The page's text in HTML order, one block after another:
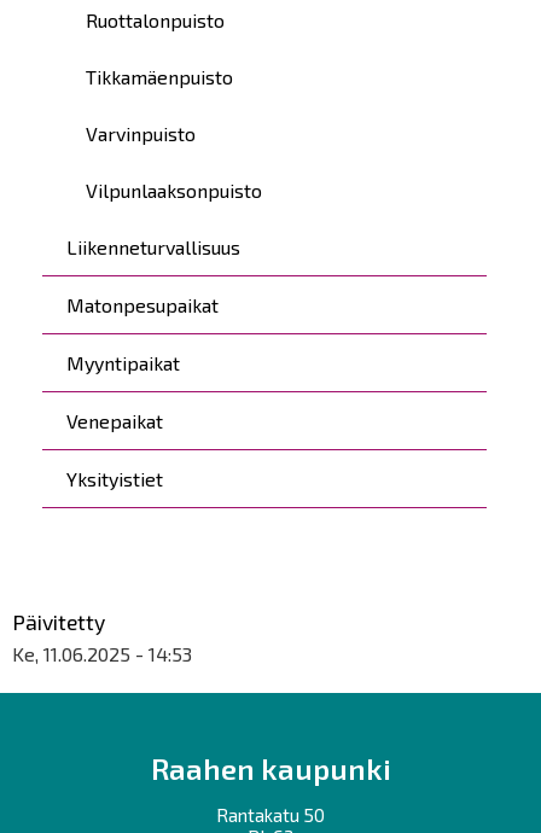
Ruottalonpuisto
Tikkamäenpuisto
Varvinpuisto
Vilpunlaaksonpuisto
Liikenneturvallisuus
Matonpesupaikat
Myyntipaikat
Venepaikat
Yksityistiet
Päivitetty
Ke, 11.06.2025 - 14:53
Raahen kaupunki
Rantakatu 50